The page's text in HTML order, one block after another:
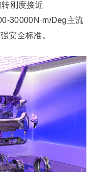
刚度接近
30000N·m/Deg主流
安全标准。